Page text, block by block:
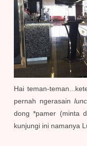
Hai teman-
pernah ngerasain
dong *pamer (minta
kunjungi ini namanya